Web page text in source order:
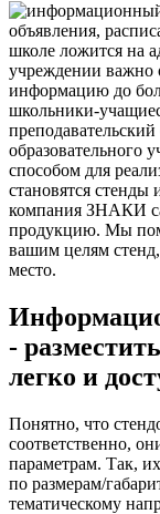
объявления,
школе ложится на
учреждении важно
информацию до
школьники-
образовательного
способом для
становятся
компания ЗНАКИ
продукцию. Мы
вашим целям
место.
-
легко и
Понятно, что
соответственно,
параметрам. Так,
по размерам/
тематическому